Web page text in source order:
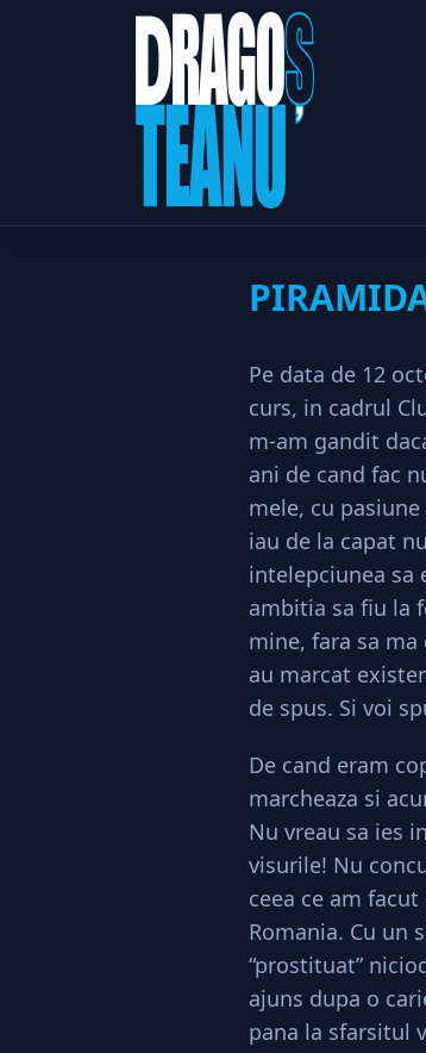
Home
Pe data de 12
curs, in cadrul
m-am gandit
ani de cand fac
mele, cu
iau de la capat
intelepciunea sa
ambitia sa fiu la
mine, fara sa
au marcat
de spus. Si voi
De cand eram
marcheaza si
Nu vreau sa ies
visurile! Nu
ceea ce am
Romania. Cu un
“prostituat”
ajuns dupa o
pana la sfarsitul